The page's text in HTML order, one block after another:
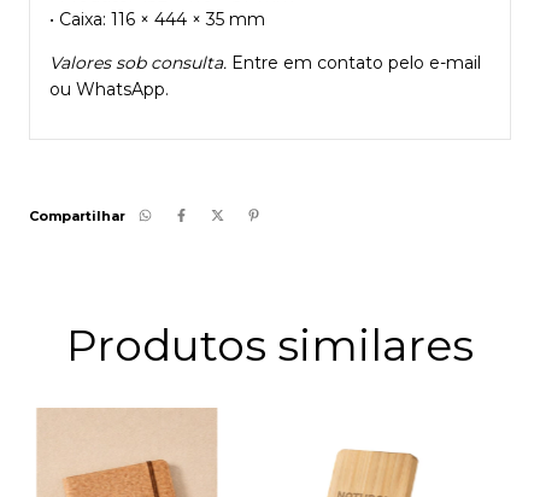
• Caixa: 116 × 444 × 35 mm
Valores sob consulta. Entre em contato pelo e-mail
ou WhatsApp.
Compartilhar
Produtos similares